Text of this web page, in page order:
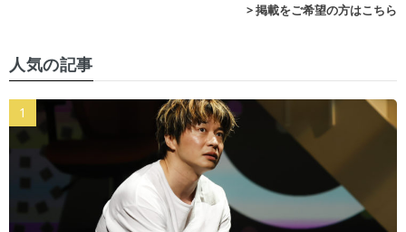
> 掲載をご希望の方はこちら
人気の記事